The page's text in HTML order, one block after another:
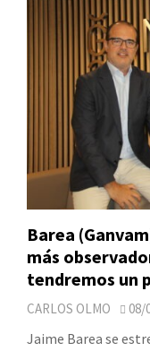
Barea
más
tendremos un
CARLOS OLMO 08/
Jaime Barea se